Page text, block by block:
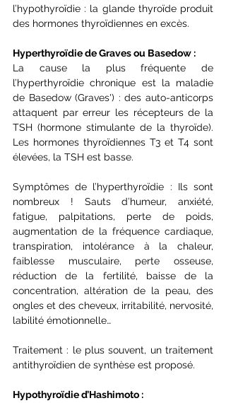
l’hypothyroïdie : la glande thyroïde produit
des hormones thyroïdiennes en excès.
Hyperthyroïdie de Graves ou Basedow :
La cause la plus fréquente de
l’hyperthyroïdie chronique est la maladie
de Basedow (Graves') : des auto-anticorps
attaquent par erreur les récepteurs de la
TSH (hormone stimulante de la thyroïde).
Les hormones thyroïdiennes T3 et T4 sont
élevées, la TSH est basse.
Symptômes de l’hyperthyroïdie : Ils sont
nombreux ! Sauts d’humeur, anxiété,
fatigue, palpitations, perte de poids,
augmentation de la fréquence cardiaque,
transpiration, intolérance à la chaleur,
faiblesse musculaire, perte osseuse,
réduction de la fertilité, baisse de la
concentration, altération de la peau, des
ongles et des cheveux, irritabilité, nervosité,
labilité émotionnelle…
Traitement : le plus souvent, un traitement
antithyroïdien de synthèse est proposé.
Hypothyroïdie d’Hashimoto :